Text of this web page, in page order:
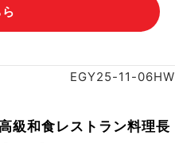
EGY25-11-06HW
級和食レストラン料理長